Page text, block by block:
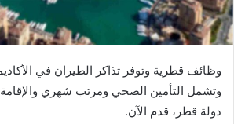
وظائف قطرية وتوفر تذاكر الطيران في
وتشمل التأمين الصحي ومرتب شهري
دولة قطر، قدم الآن.